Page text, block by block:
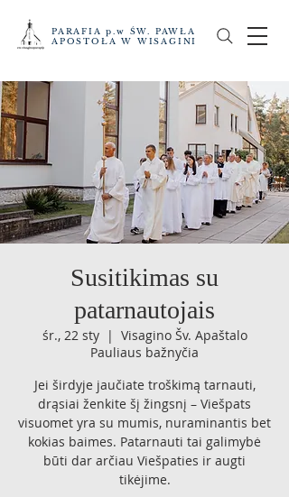
PARAFIA p.w ŚW. PAWŁA
APOSTOŁA W WISAGINI
Susitikimas su
patarnautojais
śr., 22 sty
  |
Visagino Šv. Apaštalo
Pauliaus bažnyčia
Jei širdyje jaučiate troškimą tarnauti,
drąsiai ženkite šį žingsnį – Viešpats
visuomet yra su mumis, nuraminantis bet
kokias baimes. Patarnauti tai galimybė
būti dar arčiau Viešpaties ir augti
tikėjime.